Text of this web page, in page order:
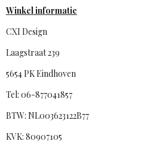
b
o
k
u
e
o
Winkel informatie
CXI Design
Laagstraat 239
5654 PK Eindhoven
Tel: 06-877041857
BTW: NL003623122B77
KVK: 80907105